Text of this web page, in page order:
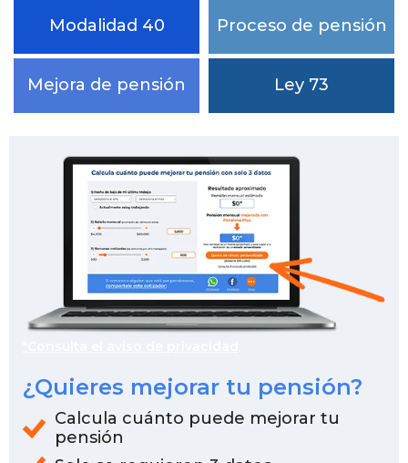
Modalidad 40 Proceso de pensión
Mejora de pensión Ley 73
¿Quieres mejorar tu pensión?
Calcula cuánto puede mejorar tu
pensión